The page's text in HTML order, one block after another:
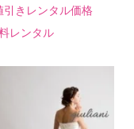
きレンタル価格
レンタル